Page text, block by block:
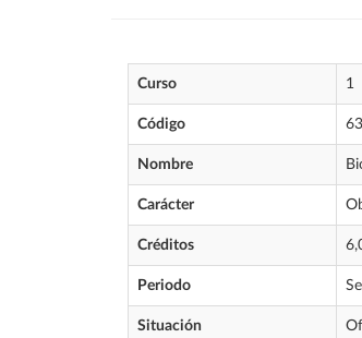
Curso 1
Código
Nombre
Carácter
Créditos
Periodo
Situación